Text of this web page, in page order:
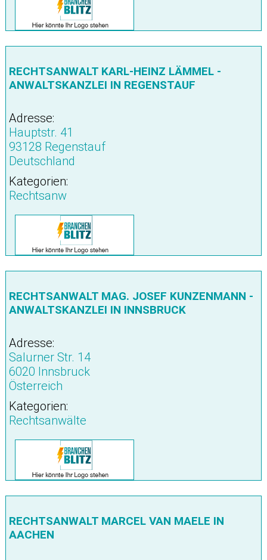
RECHTSANWALT KARL-HEINZ LÄMMEL -
ANWALTSKANZLEI IN REGENSTAUF
Adresse:
Hauptstr. 41
93128 Regenstauf
Deutschland
Kategorien:
Rechtsanw
RECHTSANWALT MAG. JOSEF KUNZENMANN -
ANWALTSKANZLEI IN INNSBRUCK
Adresse:
Salurner Str. 14
6020 Innsbruck
Österreich
Kategorien:
Rechtsanwälte
RECHTSANWALT MARCEL VAN MAELE IN
AACHEN